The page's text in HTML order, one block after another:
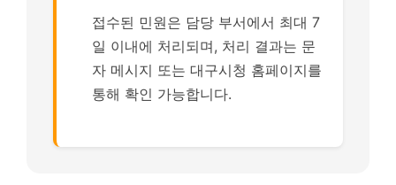
접수된 민원은 담당 부서에서 최대 7
일 이내에 처리되며, 처리 결과는 문
자 메시지 또는 대구시청 홈페이지를
통해 확인 가능합니다.